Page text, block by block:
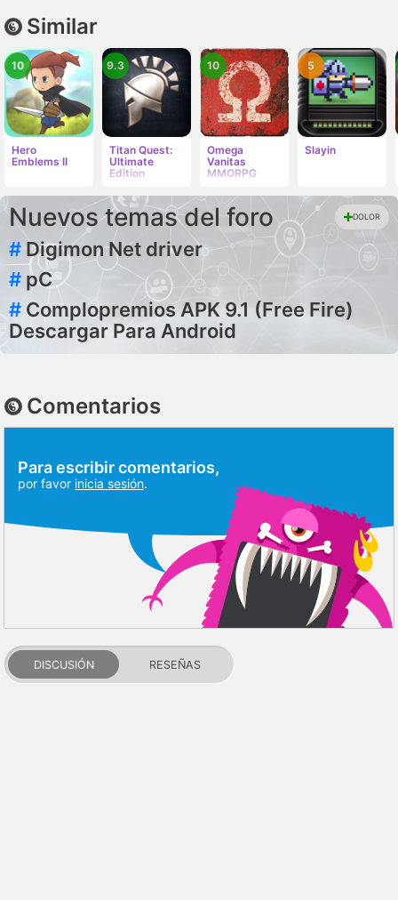
Similar
Hero
Emblems II
10
Titan Quest:
Ultimate
Edition
9.3
Omega
Vanitas
MMORPG
10
Slayin
5
Nuevos temas del foro DOLOR
# Digimon Net driver
# pC
# Complopremios APK 9.1 (Free Fire)
Descargar Para Android
Comentarios
Para escribir comentarios,
por favor inicia sesión.
DISCUSIÓN RESEÑAS